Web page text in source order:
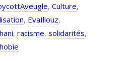
, Culture,
, EvaIllouz,
, racisme, solidarités,